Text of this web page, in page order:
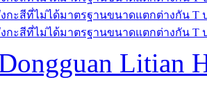
Litian